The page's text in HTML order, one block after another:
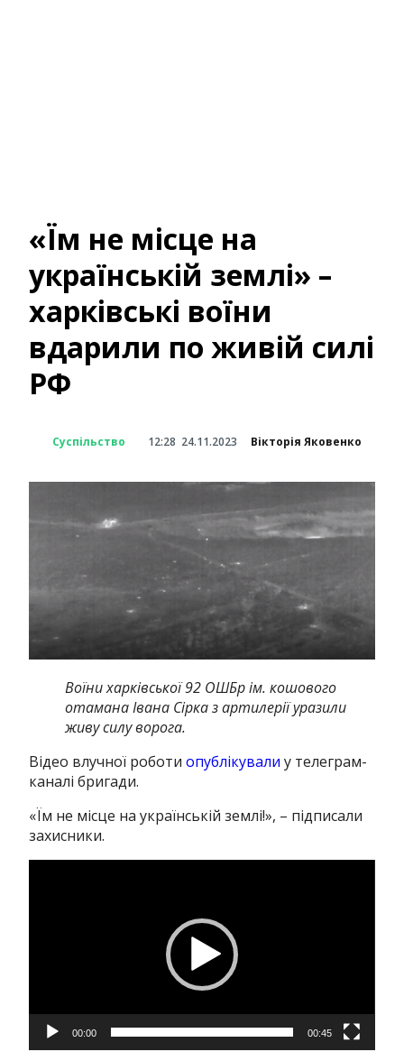
«Їм не місце на
українській землі» –
харківські воїни
вдарили по живій силі
РФ
Суспільство 12:28 24.11.2023 Вікторія Яковенко
Воїни харківської 92 ОШБр ім. кошового
отамана Івана Сірка з артилерії уразили
живу силу ворога.
Відео влучної роботиопублікували у телеграм-
каналі бригади.
«Їм не місце на українській землі!», – підписали
захисники.
00:00 00:45